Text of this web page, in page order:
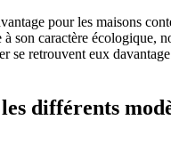
pour les maisons
à son caractère écologique,
se retrouvent eux
différents